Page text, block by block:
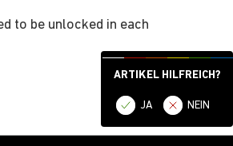
ARTIKEL HILFREICH?
JA NEIN
to be unlocked in each